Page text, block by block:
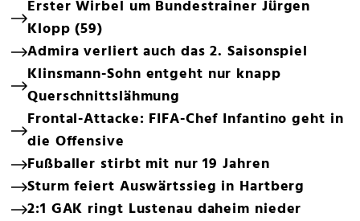
Erster Wirbel um Bundestrainer Jürgen
Klopp (59)
Admira verliert auch das 2. Saisonspiel
Klinsmann-Sohn entgeht nur knapp
Querschnittslähmung
Frontal-Attacke: FIFA-Chef Infantino geht in
die Offensive
Fußballer stirbt mit nur 19 Jahren
Sturm feiert Auswärtssieg in Hartberg
2:1 GAK ringt Lustenau daheim nieder